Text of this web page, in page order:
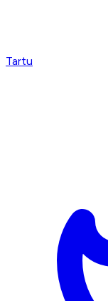
Tartu